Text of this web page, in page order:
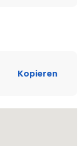
Kopieren